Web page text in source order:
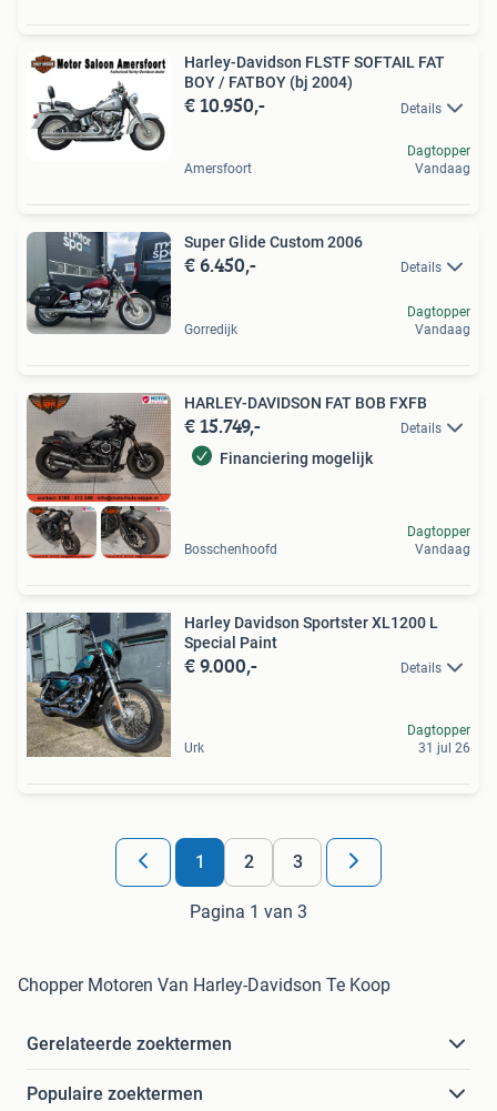
Harley-Davidson FLSTF SOFTAIL FAT
BOY / FATBOY (bj 2004)
€ 10.950,- Details
Amersfoort
Dagtopper
Vandaag
Super Glide Custom 2006
€ 6.450,- Details
Gorredijk
Dagtopper
Vandaag
HARLEY-DAVIDSON FAT BOB FXFB
€ 15.749,- Details
Financiering mogelijk
Bosschenhoofd
Dagtopper
Vandaag
Harley Davidson Sportster XL1200 L
Special Paint
€ 9.000,- Details
Urk
Dagtopper
31 jul 26
1 2 3
Pagina 1 van 3
Chopper Motoren Van Harley-Davidson Te Koop
Gerelateerde zoektermen
Populaire zoektermen